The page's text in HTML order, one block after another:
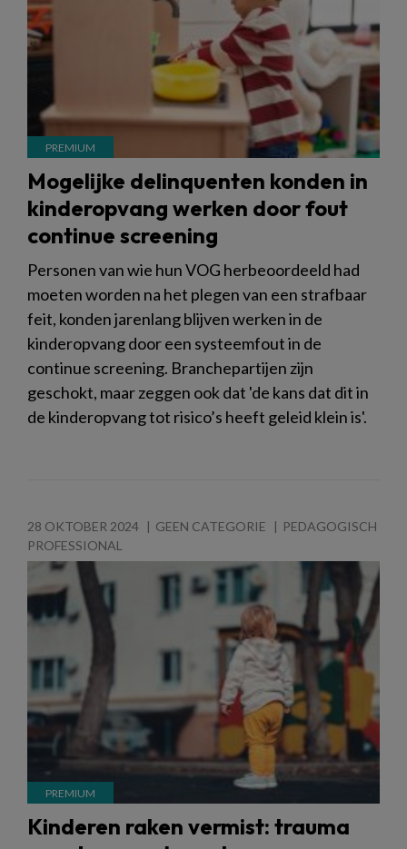
Mogelijke delinquenten konden in
kinderopvang werken door fout
continue screening
Personen van wie hun VOG herbeoordeeld had
moeten worden na het plegen van een strafbaar
feit, konden jarenlang blijven werken in de
kinderopvang door een systeemfout in de
continue screening. Branchepartijen zijn
geschokt, maar zeggen ook dat 'de kans dat dit in
de kinderopvang tot risico’s heeft geleid klein is'.
28 OKTOBER 2024 GEEN CATEGORIE
PEDAGOGISCH
PROFESSIONAL
Kinderen raken vermist: trauma